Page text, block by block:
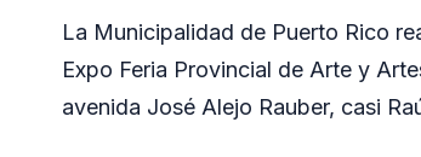
La Municipalidad de Puerto Rico
Expo Feria Provincial de Arte y
avenida José Alejo Rauber, casi